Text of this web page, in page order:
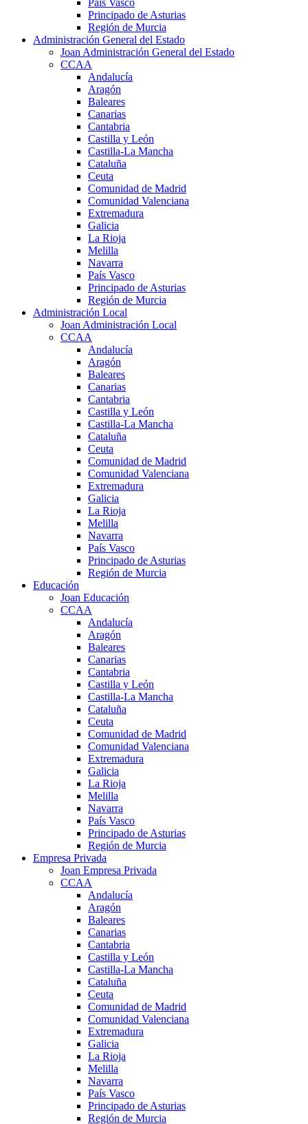
Principado de Asturias
Región de Murcia
Administración General del Estado
Joan Administración General del Estado
CCAA
Andalucía
Aragón
Baleares
Canarias
Cantabria
Castilla y León
Castilla-La Mancha
Cataluña
Ceuta
Comunidad de Madrid
Comunidad Valenciana
Extremadura
Galicia
La Rioja
Melilla
Navarra
País Vasco
Principado de Asturias
Región de Murcia
Administración Local
Joan Administración Local
CCAA
Andalucía
Aragón
Baleares
Canarias
Cantabria
Castilla y León
Castilla-La Mancha
Cataluña
Ceuta
Comunidad de Madrid
Comunidad Valenciana
Extremadura
Galicia
La Rioja
Melilla
Navarra
País Vasco
Principado de Asturias
Región de Murcia
Educación
Joan Educación
CCAA
Andalucía
Aragón
Baleares
Canarias
Cantabria
Castilla y León
Castilla-La Mancha
Cataluña
Ceuta
Comunidad de Madrid
Comunidad Valenciana
Extremadura
Galicia
La Rioja
Melilla
Navarra
País Vasco
Principado de Asturias
Región de Murcia
Empresa Privada
Joan Empresa Privada
CCAA
Andalucía
Aragón
Baleares
Canarias
Cantabria
Castilla y León
Castilla-La Mancha
Cataluña
Ceuta
Comunidad de Madrid
Comunidad Valenciana
Extremadura
Galicia
La Rioja
Melilla
Navarra
País Vasco
Principado de Asturias
Región de Murcia